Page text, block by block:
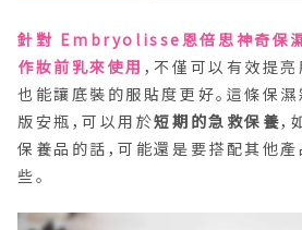
針對 Embryolisse恩倍思神奇保濕
作妝前乳來使用 ，不僅可以有效提亮
也能讓底裝的服貼度更好。這條保
版安瓶，可以用於短期的急救保養，
保養品的話，可能還是要搭配其他
些。